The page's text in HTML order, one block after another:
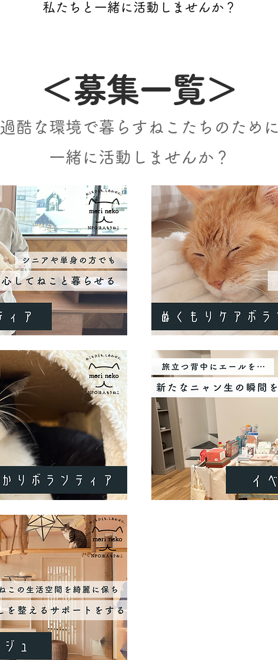
​私たちと一緒に活動しませんか？
＜​募集一覧＞
過酷な環境で暮らすねこたちのために
​一緒に活動しませんか？